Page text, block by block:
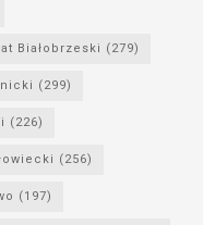
Białobrzeski (279)
(299)
(226)
(256)
(197)